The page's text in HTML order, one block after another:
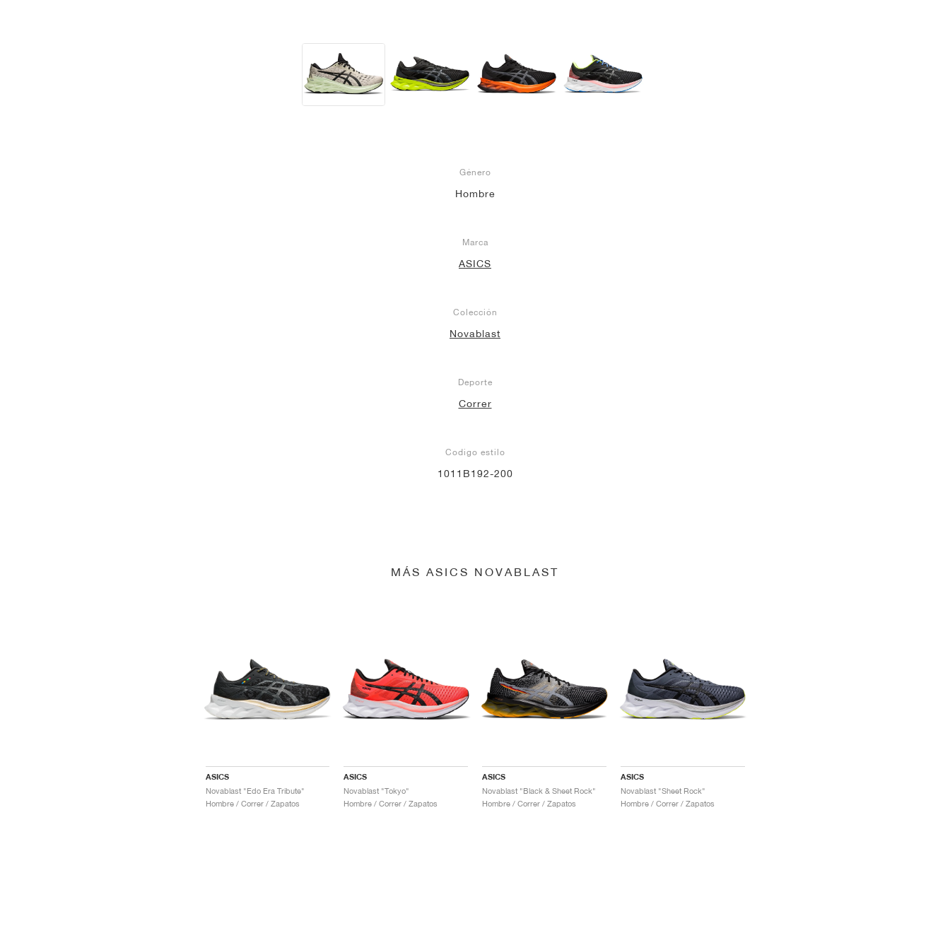
Género
Hombre
Marca
ASICS
Colección
Novablast
Deporte
Correr
Codigo estilo
1011B192-200
MÁS ASICS NOVABLAST
ASICS
Novablast "Edo Era Tribute"
Hombre / Correr / Zapatos
ASICS
Novablast "Tokyo"
Hombre / Correr / Zapatos
ASICS
Novablast "Black & Sheet Rock"
Hombre / Correr / Zapatos
ASICS
Novablast "Sheet Rock"
Hombre / Correr / Zapatos